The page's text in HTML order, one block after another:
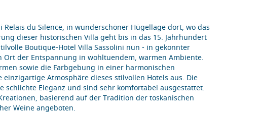
du Silence, in wunderschöner Hügellage dort, wo das
dieser historischen Villa geht bis in das 15. Jahrhundert
Boutique-Hotel Villa Sassolini nun - in gekonnter
der Entspannung in wohltuendem, warmen Ambiente.
sowie die Farbgebung in einer harmonischen
Atmosphäre dieses stilvollen Hotels aus. Die
Eleganz und sind sehr komfortabel ausgestattet.
basierend auf der Tradition der toskanischen
Weine angeboten.